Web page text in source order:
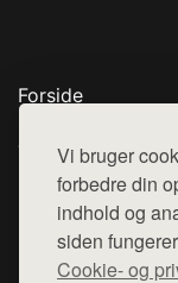
Vi bruger
forbedre din
indhold og
siden
Cookie- og
Forside
Top Rabatter
Blog
Kontakt